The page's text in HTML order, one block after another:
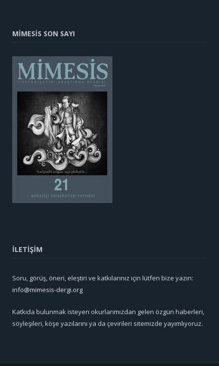
MİMESİS SON SAYI
İLETİŞİM
Soru, görüş, öneri, eleştiri ve katkılarınız için lütfen bize yazın:
info@mimesis-dergi.org
Katkıda bulunmak isteyen okurlarımızdan gelen özgün haberleri,
söyleşileri, köşe yazılarını ya da çevirileri sitemizde yayımlıyoruz.